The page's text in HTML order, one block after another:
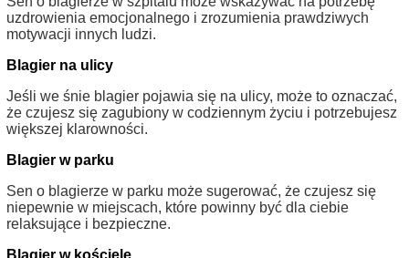
uzdrowienia emocjonalnego i zrozumienia prawdziwych
motywacji innych ludzi.
Blagier na ulicy
Jeśli we śnie blagier pojawia się na ulicy, może to oznaczać,
że czujesz się zagubiony w codziennym życiu i potrzebujesz
większej klarowności.
Blagier w parku
Sen o blagierze w parku może sugerować, że czujesz się
niepewnie w miejscach, które powinny być dla ciebie
relaksujące i bezpieczne.
Blagier w kościele